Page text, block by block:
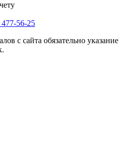
56-25
с сайта обязательно указание